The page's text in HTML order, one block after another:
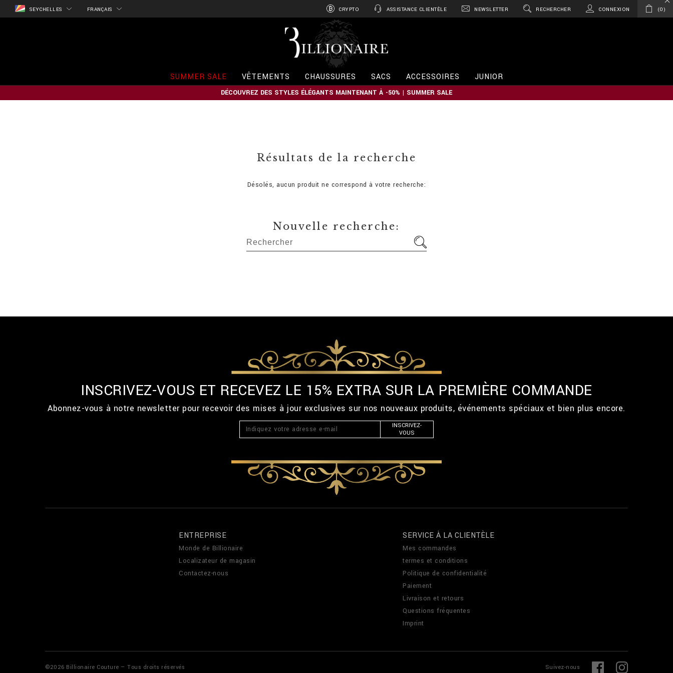
SEYCHELLES FRANÇAIS CRYPTO ASSISTANCE CLIENTÈLE NEWSLETTER RECHERCHER CONNEXION 0
l
o
n
a
SUMMER SALE VÊTEMENTS CHAUSSURES SACS ACCESSOIRES JUNIOR
DÉCOUVREZ DES STYLES ÉLÉGANTS MAINTENANT À -50% | SUMMER SALE
Résultats de la recherche
Désolés, aucun produit ne correspond à votre recherche:
Nouvelle recherche:
INSCRIVEZ-VOUS ET RECEVEZ LE 15% EXTRA SUR LA PREMIÈRE COMMANDE
Abonnez-vous à notre newsletter pour recevoir des mises à jour exclusives sur nos nouveaux produits, événements spéciaux et bien plus encore.
INSCRIVEZ-
VOUS
ENTREPRISE
Monde de Billionaire
Localizateur de magasin
Contactez-nous
SERVICE À LA CLIENTÈLE
Mes commandes
termes et conditions
Politique de confidentialité
Paiement
Livraison et retours
Questions fréquentes
Imprint
Suivez-nous
L
F
©2026 Billionaire Couture — Tous droits réservés